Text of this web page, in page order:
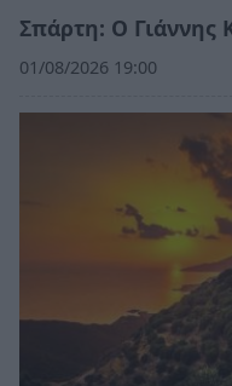
Σπάρτη: Ο Γιάννης
01/08/2026 19:00